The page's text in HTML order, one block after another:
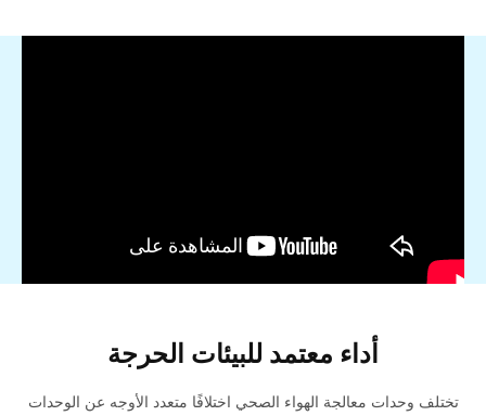
أداء معتمد للبيئات الحرجة
تختلف وحدات معالجة الهواء الصحي اختلافًا متعدد الأوجه عن الوحدات